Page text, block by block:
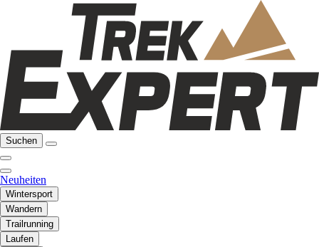
Suchen
Neuheiten
Wintersport
Wandern
Trailrunning
Laufen